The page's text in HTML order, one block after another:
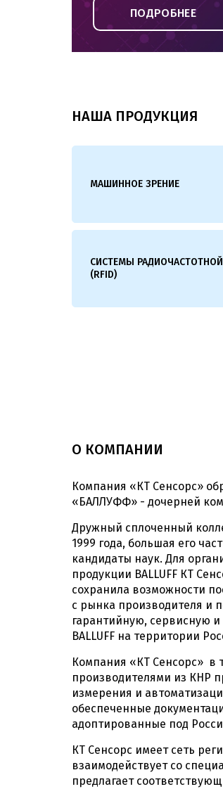
ПОДРОБНЕЕ
ПОДРОБНЕЕ
ПОДРОБНЕЕ
ПОДРОБНЕЕ
ПОДРОБНЕЕ
ПОДРОБНЕЕ
НАША ПРОДУКЦИЯ
МАШИННОЕ ЗРЕНИЕ
СИСТЕМЫ
(RFID)
О КОМПАНИИ
Компания «КТ Сенсорс»
«БАЛЛУФФ» - дочерней
Дружный сплоченный
1999 года, большая его
кандидаты наук. Для
продукции BALLUFF КТ
сохранила возможности
с рынка производителя и
гарантийную, сервисную
BALLUFF на территории
Компания «КТ Сенсорс» в
производителями из КНР
измерения и
обеспеченные
адоптированные под
КТ Сенсорс имеет сеть
взаимодействует со
предлагает